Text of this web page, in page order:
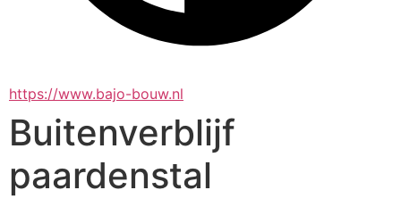
https://www.bajo-bouw.nl
Buitenverblijf
paardenstal